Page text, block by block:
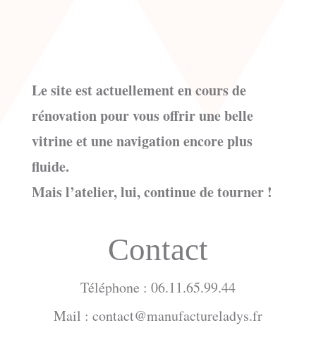
Le site est actuellement en cours de
rénovation pour vous offrir une belle
vitrine et une navigation encore plus
fluide.
Mais l’atelier, lui, continue de tourner !
Contact
Téléphone : 06.11.65.99.44
Mail : contact@manufactureladys.fr